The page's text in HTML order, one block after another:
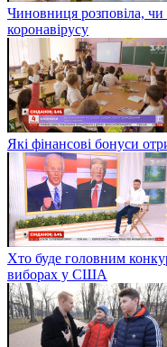
Чиновниця розповіла, чи
коронавірусу
Які фінансові бонуси
Хто буде головним
виборах у США